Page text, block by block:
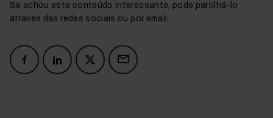
Se achou este conteúdo interessante, pode partilhá-lo
através das redes sociais ou por email.